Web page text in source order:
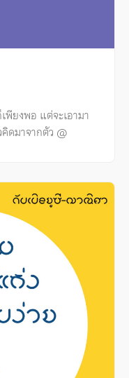
พียงพอ แต่จะเอามา
ดมาจากตัว @